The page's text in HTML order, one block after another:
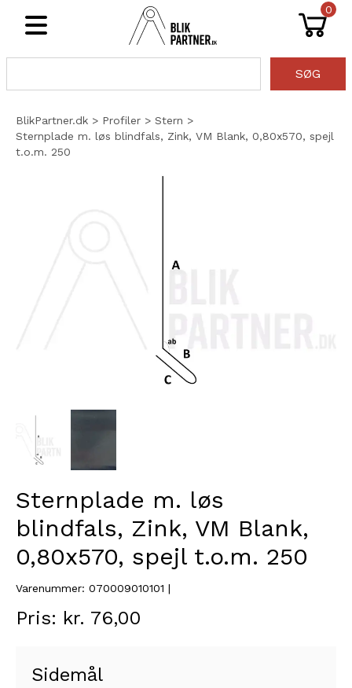
Åben
0
SØG
BlikPartner.dk > Profiler > Stern >
Sternplade m. løs blindfals, Zink, VM Blank, 0,80x570, spejl
t.o.m. 250
Sternplade m. løs
blindfals, Zink, VM Blank,
0,80x570, spejl t.o.m. 250
Varenummer: 070009010101 |
Pris: kr. 76,00
Sidemål